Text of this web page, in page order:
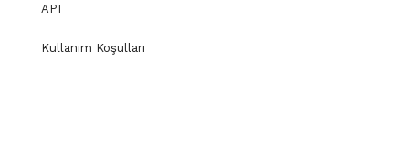
API
Kullanım Koşulları